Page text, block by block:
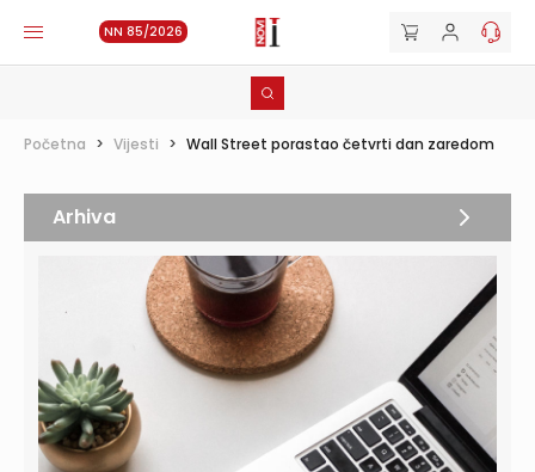
NN 85/2026
Početna > Vijesti > Wall Street porastao četvrti dan zaredom
Arhiva